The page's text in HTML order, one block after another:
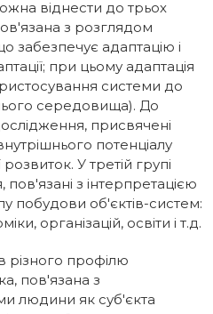
віднести до трьох
з розглядом
забезпечує адаптацію і
при цьому адаптація
системи до
середовища). До
присвячені
потенціалу
У третій групі
з інтерпретацією
побудови об'єктів-систем:
організацій, освіти і т.д.
різного профілю
пов'язана з
людини як суб'єкта